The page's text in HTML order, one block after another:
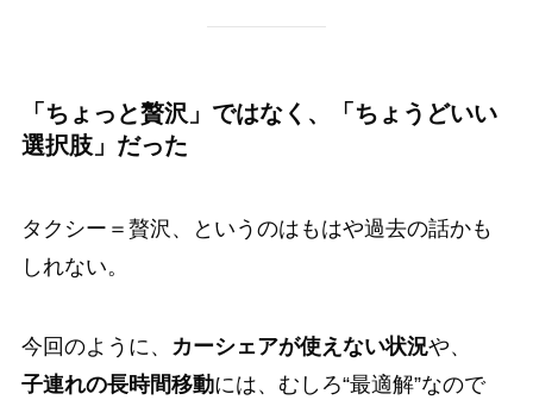
「ちょっと贅沢」ではなく、「ちょうどいい
選択肢」だった
タクシー＝贅沢、というのはもはや過去の話かも
しれない。
今回のように、 カーシェアが使えない状況や、
子連れの長時間移動には、むしろ“最適解”なので